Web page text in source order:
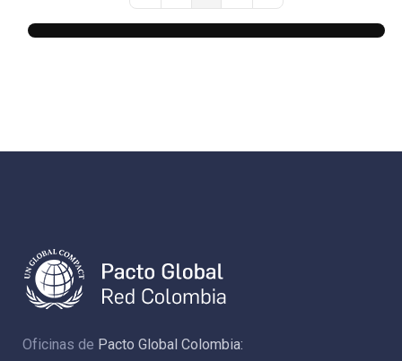
Oficinas de Pacto Global Colombia: